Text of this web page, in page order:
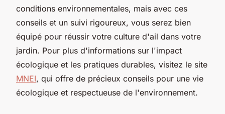
conditions environnementales, mais avec ces
conseils et un suivi rigoureux, vous serez bien
équipé pour réussir votre culture d'ail dans votre
jardin. Pour plus d'informations sur l'impact
écologique et les pratiques durables, visitez le site
MNEI, qui offre de précieux conseils pour une vie
écologique et respectueuse de l'environnement.